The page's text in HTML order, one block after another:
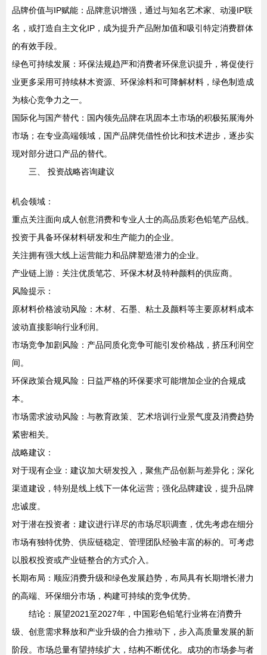
品牌价值与IP赋能：品牌意识增强，通过与知名艺术家、动漫IP联
名，或打造自主文化IP，成为提升产品附加值和吸引特定消费群体
的有效手段。
绿色可持续发展：环保法规趋严和消费者环保意识提升，将促使行
业更多采用可持续林木资源、环保涂料和可降解材料，绿色制造成
为核心竞争力之一。
国际化与国产替代：国内领先品牌在巩固本土市场的积极拓展海外
市场；在专业高端领域，国产品牌凭借性价比和技术进步，逐步实
现对部分进口产品的替代。
三、 投资战略咨询建议
机会领域：
重点关注面向成人创意消费和专业人士的高品质彩色铅笔产品线。
投资于具备环保材料研发和生产能力的企业。
关注拥有强大线上运营能力和品牌塑造潜力的企业。
产业链上游：关注优质笔芯、环保木材及特种颜料的供应商。
风险提示：
原材料价格波动风险：木材、石墨、粘土及颜料等主要原材料成本
波动直接影响行业利润。
市场竞争加剧风险：产品同质化竞争可能引发价格战，挤压利润空
间。
环保政策合规风险：日益严格的环保要求可能增加企业的合规成
本。
市场需求波动风险：与教育政策、艺术培训行业景气度及消费趋势
紧密相关。
战略建议：
对于现有企业：建议加大研发投入，聚焦产品创新与差异化；深化
渠道建设，特别是线上线下一体化运营；强化品牌建设，提升品牌
忠诚度。
对于潜在投资者：建议进行详尽的市场尽职调查，优先考虑在细分
市场有独特优势、供应链稳定、管理团队经验丰富的标的。可考虑
以股权投资或产业链整合的方式介入。
长期布局：顺应消费升级和绿色发展趋势，布局具有长期增长潜力
的高端、环保细分市场，构建可持续的竞争优势。
结论：展望2021至2027年，中国彩色铅笔行业将在消费升
级、创意需求释放和产业升级的合力推动下，步入高质量发展的新
阶段。市场总量有望持续扩大，结构不断优化。成功的市场参与者